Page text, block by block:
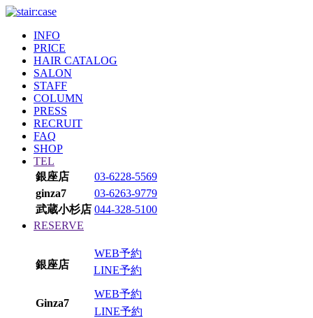
INFO
PRICE
HAIR CATALOG
SALON
STAFF
COLUMN
PRESS
RECRUIT
FAQ
SHOP
TEL
銀座店
03-6228-5569
ginza7
03-6263-9779
武蔵小杉店 044-328-5100
RESERVE
銀座店
WEB予約
LINE予約
Ginza7
WEB予約
LINE予約